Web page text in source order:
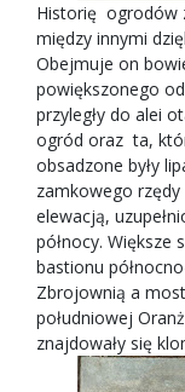
Historię ogrodów
między innymi
Obejmuje on
powiększonego
przyległy do alei
ogród oraz ta,
obsadzone były
zamkowego rzędy
elewacją,
północy. Większe
bastionu
Zbrojownią a
południowej
znajdowały się